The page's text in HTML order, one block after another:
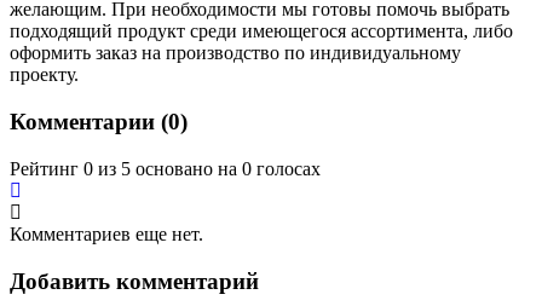
желающим. При необходимости мы готовы помочь выбрать
подходящий продукт среди имеющегося ассортимента, либо
оформить заказ на производство по индивидуальному
проекту.
Комментарии (0)
Рейтинг 0 из 5 основано на 0 голосах
Комментариев еще нет.
Добавить комментарий